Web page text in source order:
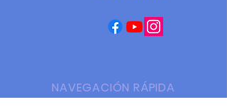
NAVEGACIÓN RÁPIDA